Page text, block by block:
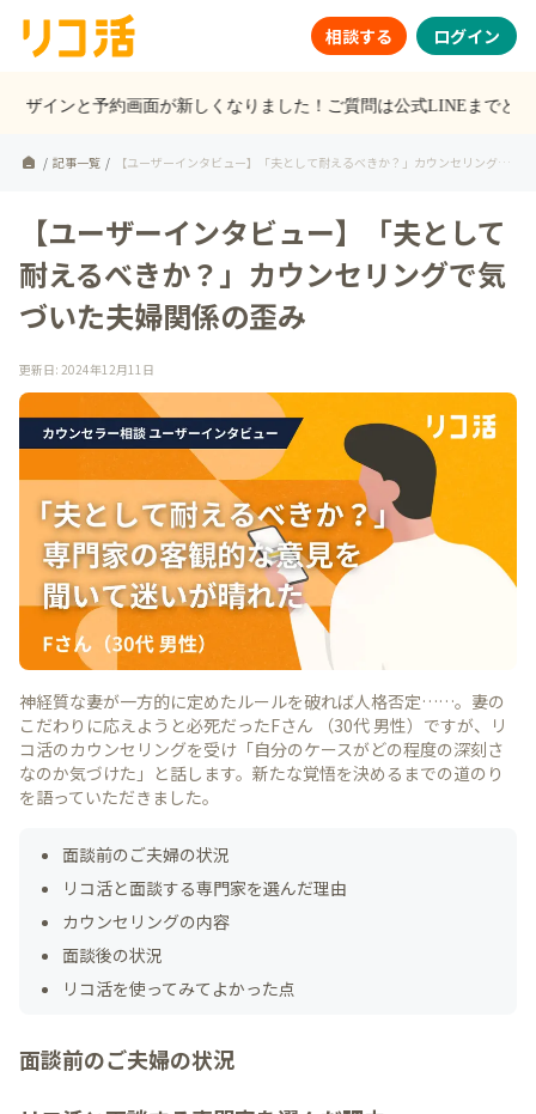
相談する ログイン
デザインと予約画面が新しくなりました！ご質問は公式LINEまでどう
/ 記事一覧 /
【ユーザーインタビュー】「夫として耐えるべきか？」カウンセリングで
【ユーザーインタビュー】「夫として
耐えるべきか？」カウンセリングで気
づいた夫婦関係の歪み
更新日: 2024年12月11日
神経質な妻が一方的に定めたルールを破れば人格否定……。妻の
こだわりに応えようと必死だったFさん （30代 男性）ですが、リ
コ活のカウンセリングを受け「自分のケースがどの程度の深刻さ
なのか気づけた」と話します。新たな覚悟を決めるまでの道のり
を語っていただきました。
面談前のご夫婦の状況
リコ活と面談する専門家を選んだ理由
カウンセリングの内容
面談後の状況
リコ活を使ってみてよかった点
面談前のご夫婦の状況